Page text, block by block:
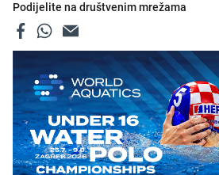
Podijelite na društvenim mrežama